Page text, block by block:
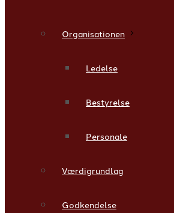
Organisationen
Ledelse
Bestyrelse
Personale
Værdigrundlag
Godkendelse